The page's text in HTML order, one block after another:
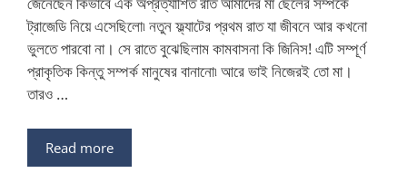
ট্রাজেডি নিয়ে এসেছিলো৷ নতুন ফ্ল্যাটের প্রথম রাত যা জীবনে আর কখনো
ভুলতে পারবো না। সে রাতে বুঝেছিলাম কামবাসনা কি জিনিস! এটি সম্পূর্ণ
প্রাকৃতিক কিন্তু সম্পর্ক মানুষের বানানো৷ আরে ভাই নিজেরই তো মা।
তারও …
Read more